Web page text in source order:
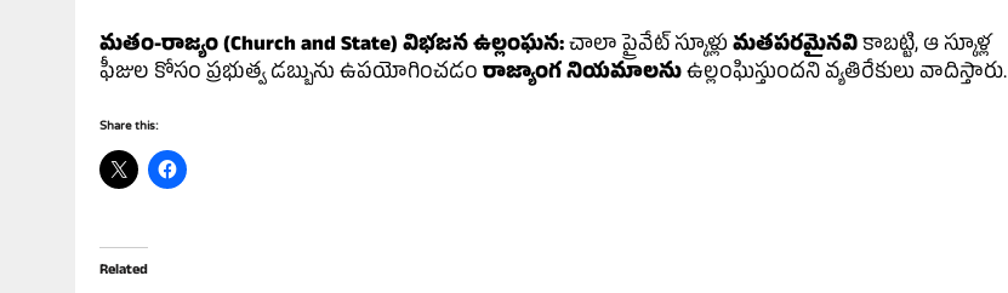
మతం-రాజ్యం (Church and State) విభజన ఉల్లంఘన:చాలా ప్రైవేట్ స్కూళ్లు మతపరమైనవికాబట్టి, ఆ స్కూళ్ల
ఫీజుల కోసం ప్రభుత్వ డబ్బును ఉపయోగించడం రాజ్యాంగ నియమాలనుఉల్లంఘిస్తుందని వ్యతిరేకులు వాదిస్తారు.
Share this:
Related